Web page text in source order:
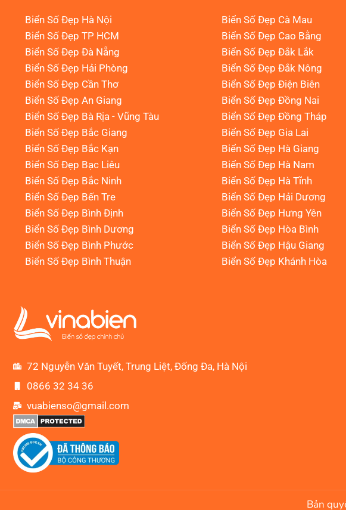
Biển Số Đẹp Hà Nội
Biển Số Đẹp TP HCM
Biển Số Đẹp Đà Nẵng
Biển Số Đẹp Hải Phòng
Biển Số Đẹp Cần Thơ
Biển Số Đẹp An Giang
Biển Số Đẹp Bà Rịa - Vũng Tàu
Biển Số Đẹp Bắc Giang
Biển Số Đẹp Bắc Kạn
Biển Số Đẹp Bạc Liêu
Biển Số Đẹp Bắc Ninh
Biển Số Đẹp Bến Tre
Biển Số Đẹp Bình Định
Biển Số Đẹp Bình Dương
Biển Số Đẹp Bình Phước
Biển Số Đẹp Bình Thuận
Biển Số Đẹp Cà Mau
Biển Số Đẹp Cao Bằng
Biển Số Đẹp Đắk Lắk
Biển Số Đẹp Đắk Nông
Biển Số Đẹp Điện Biên
Biển Số Đẹp Đồng Nai
Biển Số Đẹp Đồng Tháp
Biển Số Đẹp Gia Lai
Biển Số Đẹp Hà Giang
Biển Số Đẹp Hà Nam
Biển Số Đẹp Hà Tĩnh
Biển Số Đẹp Hải Dương
Biển Số Đẹp Hưng Yên
Biển Số Đẹp Hòa Bình
Biển Số Đẹp Hậu Giang
Biển Số Đẹp Khánh Hòa
72 Nguyễn Văn Tuyết, Trung Liệt, Đống Đa, Hà Nội
0866 32 34 36
vuabienso@gmail.com
Bản